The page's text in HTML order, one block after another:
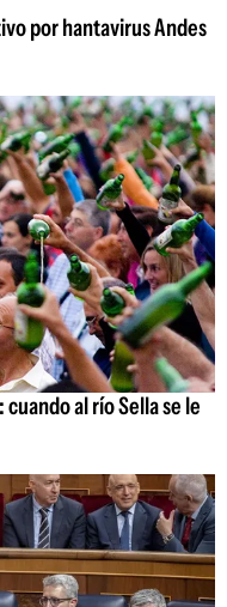
por hantavirus Andes
al río Sella se le